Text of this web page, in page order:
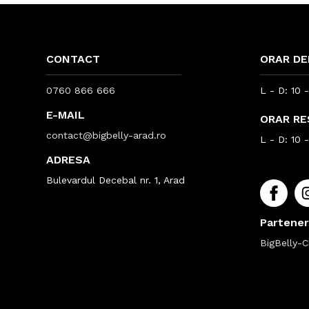
CONTACT
0760 866 666
E-MAIL
contact@bigbelly-arad.ro
ADRESA
Bulevardul Decebal nr. 1, Arad
ORAR
L - D: 10
ORAR
L - D: 10
BigBelly-